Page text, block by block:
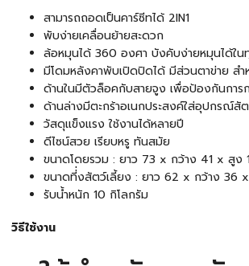
สามารถถอดเป็นคาร์ซีทได้ 2IN1
พับง่ายเคลื่อนย้ายสะดวก
ล้อหมุนได้ 360 องศา บังคับง่ายหมุนได้ใน
มีโดมหลังคาพับเปิดปิดได้ มีส่วนตาข่าย ส
ด้านในมีตัวล็อคกับสายจูง เพื่อป้องกันการ
ด้านล่างมีตะกร้าอเนกประสงค์ใส่อุปกรณ์สั
วัสดุแข็งแรง ใช้งานได้หลายปี
ดีไซน์สวย เรียบหรู ทันสมัย
ขนาดโดยรวม : ยาว 73 x กว้าง 41 x สูง
ขนาดที่่งสัตว์เลี้ยง : ยาว 62 x กว้าง 36
รับน้ำหนัก 10 กิโลกรัม
วิธีใช้งาน